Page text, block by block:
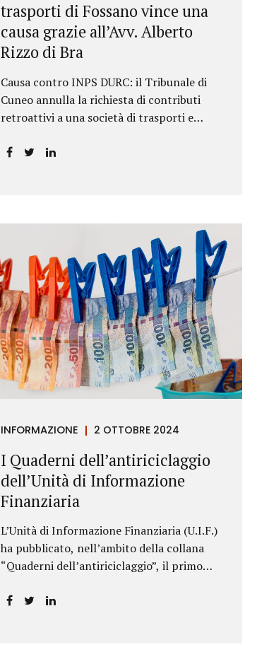
trasporti di Fossano vince una
causa grazie all’Avv. Alberto
Rizzo di Bra
Causa contro INPS DURC: il Tribunale di
Cuneo annulla la richiesta di contributi
retroattivi a una società di trasporti e
chiarendo i limiti delle pretese
INFORMAZIONE 2 OTTOBRE 2024
I Quaderni dell’antiriciclaggio
dell’Unità di Informazione
Finanziaria
L’Unità di Informazione Finanziaria (U.I.F.)
ha pubblicato, nell’ambito della collana
“Quaderni dell’antiriciclaggio”, il primo
Normativa, che illustra i principali